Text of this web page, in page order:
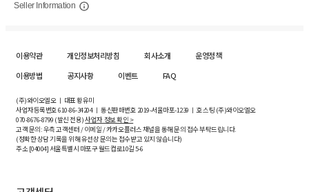
Seller Information
이용약관 개인정보처리방침 회사소개
운영정책
이용방법
공지사항 이벤트 FAQ
(주)와이오엘오 ㅣ 대표 황유미
사업자등록번호610-86-34204ㅣ 통신판매번호 2019-서울마포-1239 ㅣ 호스팅 (주)와이오엘오
070-8676-8799 (발신 전용)사업자 정보 확인 >
고객 문의: 우측 고객센터 / 이메일 / 카카오플러스 채널을 통해 문의 접수 부탁드립니다.
(정확한 상담 기록을 위해 유선상 문의는 접수받고 있지 않습니다)
주소 [04004] 서울특별시 마포구 월드컵로10길5-6